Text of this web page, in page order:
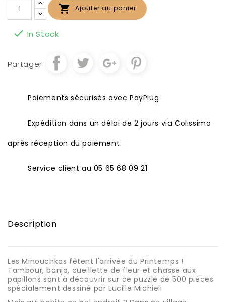
 Ajouter au panier
 In Stock
Partager
Paiements sécurisés avec PayPlug
Expédition dans un délai de 2 jours via Colissimo
après réception du paiement
Service client au 05 65 68 09 21
Description
Les Minouchkas fêtent l'arrivée du Printemps !
Tambour, banjo, cueillette de fleur et chasse aux
papillons sont à découvrir sur ce puzzle de 500 pièces
spécialement dessiné par Lucille Michieli